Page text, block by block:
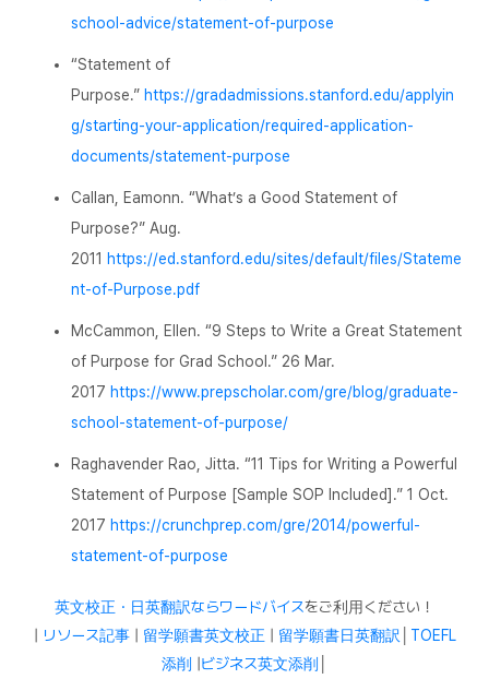
school-advice/statement-of-purpose
“Statement of
Purpose.” https://gradadmissions.stanford.edu/applyin
g/starting-your-application/required-application-
documents/statement-purpose
Callan, Eamonn. “What’s a Good Statement of
Purpose?” Aug.
2011 https://ed.stanford.edu/sites/default/files/Stateme
nt-of-Purpose.pdf
McCammon, Ellen. “9 Steps to Write a Great Statement
of Purpose for Grad School.” 26 Mar.
2017 https://www.prepscholar.com/gre/blog/graduate-
school-statement-of-purpose/
Raghavender Rao, Jitta. “11 Tips for Writing a Powerful
Statement of Purpose [Sample SOP Included].” 1 Oct.
2017 https://crunchprep.com/gre/2014/powerful-
statement-of-purpose
英文校正・日英翻訳ならワードバイスをご利用ください！
| リソース記事| 留学願書英文校正 | 留学願書日英翻訳
TOEFL
添削 |ビジネス英文添削